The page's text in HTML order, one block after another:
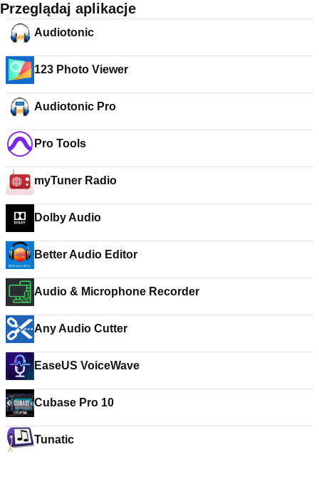
Przeglądaj aplikacje
Audiotonic
123 Photo Viewer
Audiotonic Pro
Pro Tools
myTuner Radio
Dolby Audio
Better Audio Editor
Audio & Microphone Recorder
Any Audio Cutter
EaseUS VoiceWave
Cubase Pro 10
Tunatic